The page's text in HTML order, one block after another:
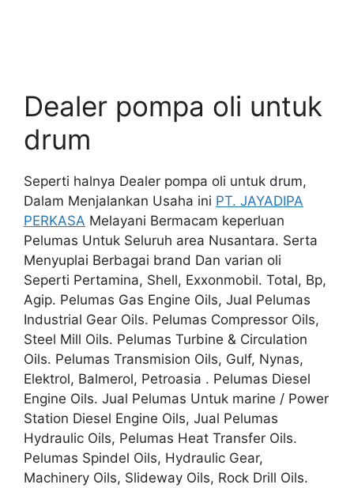
Dealer pompa oli untuk
drum
Seperti halnya Dealer pompa oli untuk drum,
Dalam Menjalankan Usaha ini PT. JAYADIPA
PERKASA Melayani Bermacam keperluan
Pelumas Untuk Seluruh area Nusantara. Serta
Menyuplai Berbagai brand Dan varian oli
Seperti Pertamina, Shell, Exxonmobil. Total, Bp,
Agip. Pelumas Gas Engine Oils, Jual Pelumas
Industrial Gear Oils. Pelumas Compressor Oils,
Steel Mill Oils. Pelumas Turbine & Circulation
Oils. Pelumas Transmision Oils, Gulf, Nynas,
Elektrol, Balmerol, Petroasia . Pelumas Diesel
Engine Oils. Jual Pelumas Untuk marine / Power
Station Diesel Engine Oils, Jual Pelumas
Hydraulic Oils, Pelumas Heat Transfer Oils.
Pelumas Spindel Oils, Hydraulic Gear,
Machinery Oils, Slideway Oils, Rock Drill Oils.